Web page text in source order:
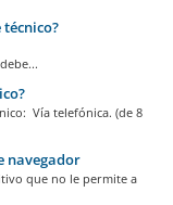
Vía telefónica. (de 8
navegador
que no le permite a